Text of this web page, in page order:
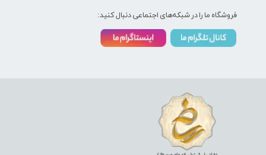
فروشگاه ما را در شبکه‌های اجتماعی دنبال کنید: